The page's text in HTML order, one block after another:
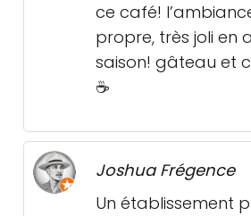
ce café!
propre, très joli en
saison! gâteau et
☕️
Joshua Frégence
Un établissement